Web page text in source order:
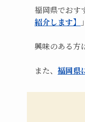
福岡県でおす
紹介します】
興味のある方
また、 福岡県